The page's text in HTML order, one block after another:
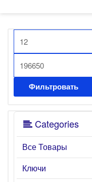
Фильтровать
Categories
Все Товары
Ключи